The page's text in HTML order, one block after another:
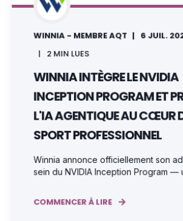
WINNIA - MEMBRE AQT
6 JUIL.
2 MIN LUES
WINNIA INTÈGRE LE NVIDIA
INCEPTION PROGRAM ET
L'IA AGENTIQUE AU CŒUR
SPORT PROFESSIONNEL
Winnia annonce officiellement son
sein du NVIDIA Inception Program —
COMMENCER À LIRE